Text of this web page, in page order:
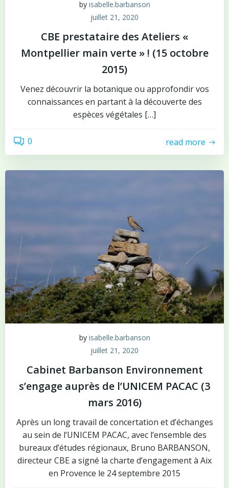
by isabelle.barbanson
juillet 21, 2020
CBE prestataire des Ateliers «
Montpellier main verte » ! (15 octobre
2015)
Venez découvrir la botanique ou approfondir vos
connaissances en partant à la découverte des
espèces végétales […]
0 read more
by isabelle.barbanson
juillet 21, 2020
Cabinet Barbanson Environnement
s’engage auprès de l’UNICEM PACAC (3
mars 2016)
Après un long travail de concertation et d’échanges
au sein de l’UNICEM PACAC, avec l’ensemble des
bureaux d’études régionaux, Bruno BARBANSON,
directeur CBE a signé la charte d’engagement à Aix
en Provence le 24 septembre 2015